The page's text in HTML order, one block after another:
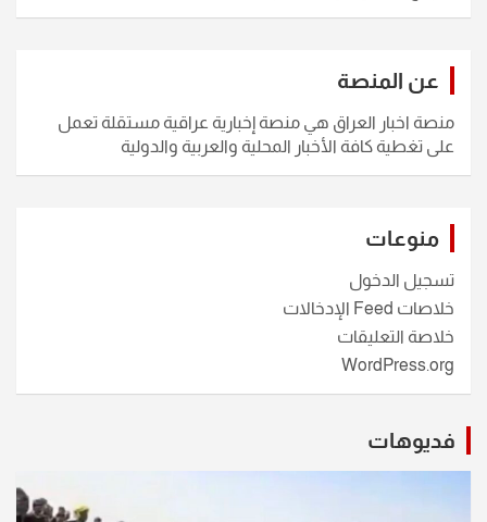
عن المنصة
منصة اخبار العراق هي منصة إخبارية عراقية مستقلة تعمل
على تغطية كافة الأخبار المحلية والعربية والدولية
منوعات
تسجيل الدخول
خلاصات Feed الإدخالات
خلاصة التعليقات
WordPress.org
فديوهات